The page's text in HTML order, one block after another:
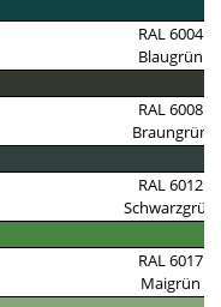
RAL 6004
Blaugrün
RAL 6008
Braungrün
RAL 6012
Schwarzgrün
RAL 6017
Maigrün